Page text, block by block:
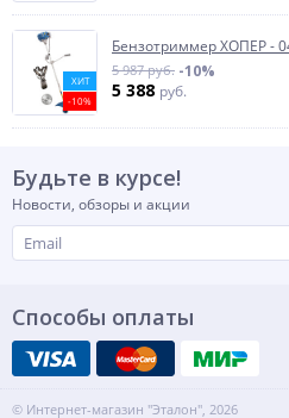
ХИТ
-10%
Бензотриммер ХОПЕР -
5 987 руб. -10%
5 388 руб.
Будьте в курсе!
Новости, обзоры и акции
Способы оплаты
© Интернет-магазин "Эталон", 2026